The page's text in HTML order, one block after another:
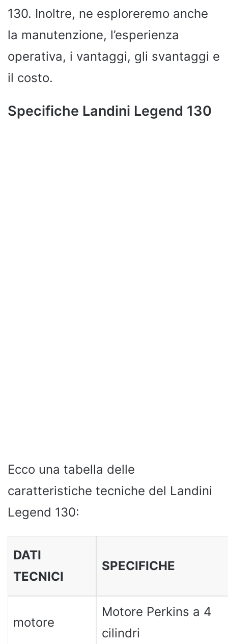
130. Inoltre, ne esploreremo anche
la manutenzione, l’esperienza
operativa, i vantaggi, gli svantaggi e
il costo.
Specifiche Landini Legend 130
Ecco una tabella delle
caratteristiche tecniche del Landini
Legend 130:
DATI
TECNICI
SPECIFICHE
motore
Motore Perkins a 4
cilindri